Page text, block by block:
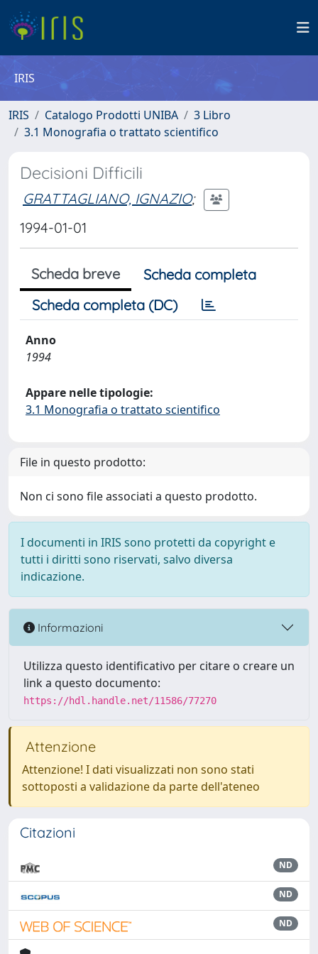
IRIS
IRIS Catalogo Prodotti UNIBA
3 Libro
3.1 Monografia o trattato scientifico
Decisioni Difficili
GRATTAGLIANO, IGNAZIO;
1994-01-01
Scheda breve
Scheda completa
Scheda completa (DC)
Anno
1994
Appare nelle tipologie:
3.1 Monografia o trattato scientifico
File in questo prodotto:
Non ci sono file associati a questo prodotto.
I documenti in IRIS sono protetti da copyright e
tutti i diritti sono riservati, salvo diversa
indicazione.
Informazioni
Utilizza questo identificativo per citare o creare un
link a questo documento:
https://hdl.handle.net/11586/77270
Attenzione
Attenzione! I dati visualizzati non sono stati
sottoposti a validazione da parte dell'ateneo
Citazioni
ND
ND
ND